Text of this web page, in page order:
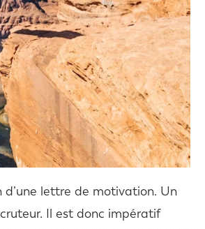
lettre de motivation. Un
Il est donc impératif